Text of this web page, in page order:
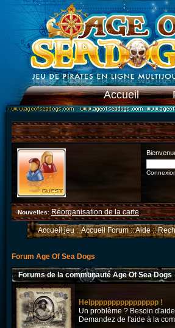
Accueil
Nouvelles: Réorganisation de la carte
Accueil jeu::Accueil Forum::Aide::
Forum Age Of Sea Dogs
Forums de la communauté Age Of Sea Dogs
Helpppppppppppppppp !
Un problème ? Besoin
Demandez de l'aide à la